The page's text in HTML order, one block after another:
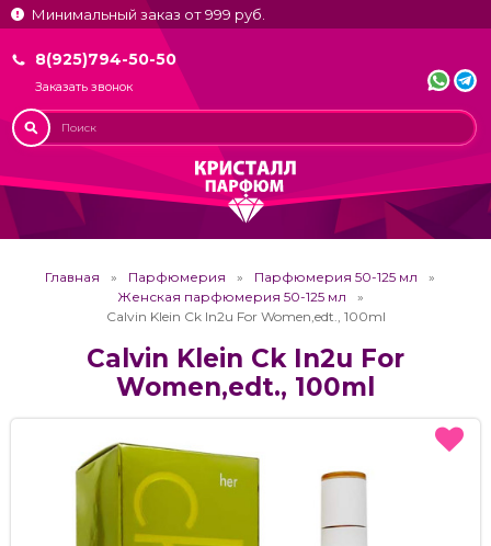
Минимальный заказ от 999 руб.
8(925)794-50-50
Заказать звонок
Главная Парфюмерия
Парфюмерия 50-125 мл
Женская парфюмерия 50-125 мл
Calvin Klein Ck In2u For Women,edt., 100ml
Calvin Klein Ck In2u For
Women,edt., 100ml